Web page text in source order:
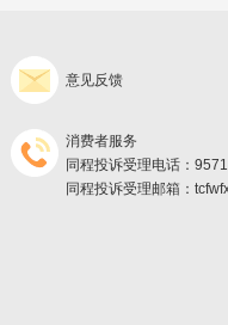
意见反馈
消费者服务
同程投诉受理电话：
同程投诉受理邮箱：